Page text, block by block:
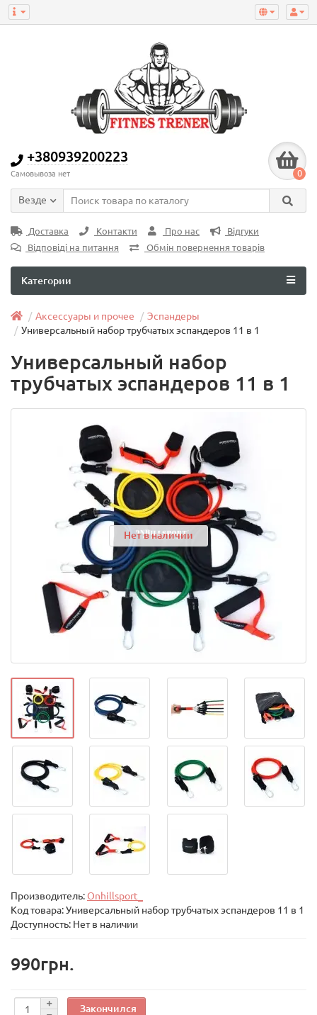
+380939200223
Самовывоза нет 0
Везде
Доставка Контакти Про нас
Відгуки
Відповіді на питання
Обмін повернення товарів
Категории
Аксессуары и прочее
Эспандеры
Универсальный набор трубчатых эспандеров 11 в 1
Универсальный набор
трубчатых эспандеров 11 в 1
Нет в наличии
Производитель: Onhillsport_
Код товара:Универсальный набор трубчатых эспандеров 11 в 1
Доступность: Нет в наличии
990грн.
Закончился